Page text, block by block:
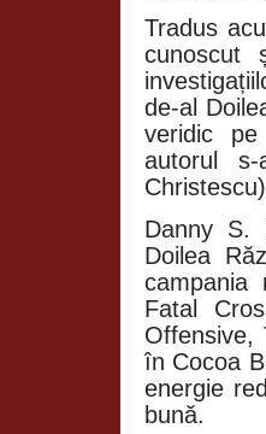
Tradus
cunoscut
de-al
veridic pe
autorul
Christescu)
Danny S.
Doilea
campania
Fatal
Offensive,
în Cocoa
energie
bună.